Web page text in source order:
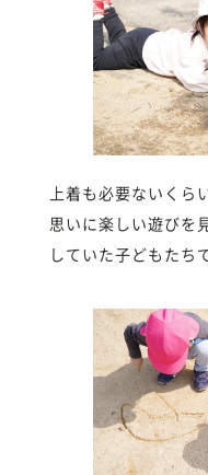
上着も必要ないくら
思いに楽しい遊びを
していた子どもたち